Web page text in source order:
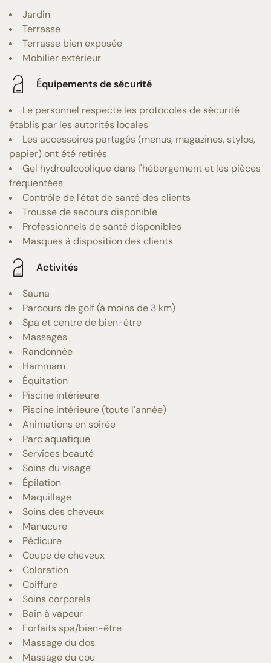
Jardin
Terrasse
Terrasse bien exposée
Mobilier extérieur
Équipements de sécurité
Le personnel respecte les protocoles de sécurité
établis par les autorités locales
Les accessoires partagés (menus, magazines, stylos,
papier) ont été retirés
Gel hydroalcoolique dans l'hébergement et les pièces
fréquentées
Contrôle de l'état de santé des clients
Trousse de secours disponible
Professionnels de santé disponibles
Masques à disposition des clients
Activités
Sauna
Parcours de golf (à moins de 3 km)
Spa et centre de bien-être
Massages
Randonnée
Hammam
Équitation
Piscine intérieure
Piscine intérieure (toute l'année)
Animations en soirée
Parc aquatique
Services beauté
Soins du visage
Épilation
Maquillage
Soins des cheveux
Manucure
Pédicure
Coupe de cheveux
Coloration
Coiffure
Soins corporels
Bain à vapeur
Forfaits spa/bien-être
Massage du dos
Massage du cou